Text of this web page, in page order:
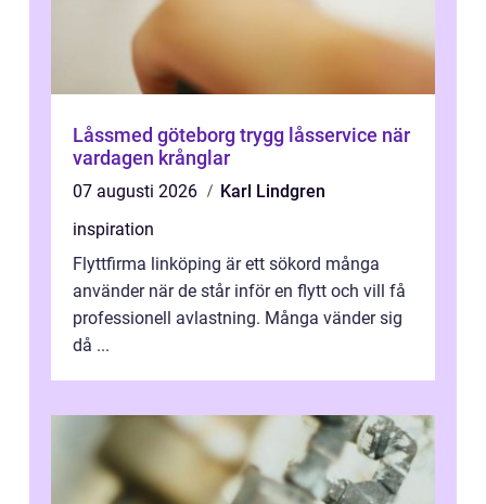
Låssmed göteborg trygg låsservice när
vardagen krånglar
07 augusti 2026
Karl Lindgren
inspiration
Flyttfirma linköping är ett sökord många
använder när de står inför en flytt och vill få
professionell avlastning. Många vänder sig
då ...